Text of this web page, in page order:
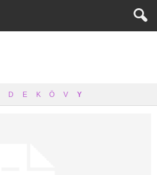
D E K Ö V Y